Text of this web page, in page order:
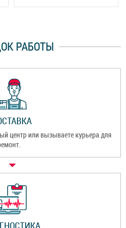
РАБОТЫ
центр или вызываете курьера для